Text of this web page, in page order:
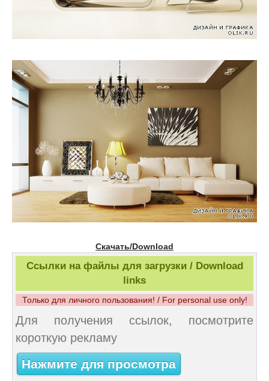
Скачать/Download
Ссылки на файлы для загрузки / Download
links
Только для личного пользования! / For personal use only!
Для получения ссылок, посмотрите
короткую рекламу
Нажмите для просмотра